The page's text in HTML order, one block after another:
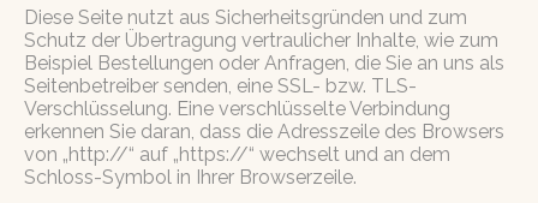
Diese Seite nutzt aus Sicherheitsgründen und zum
Schutz der Übertragung vertraulicher Inhalte, wie zum
Beispiel Bestellungen oder Anfragen, die Sie an uns als
Seitenbetreiber senden, eine SSL- bzw. TLS-
Verschlüsselung. Eine verschlüsselte Verbindung
erkennen Sie daran, dass die Adresszeile des Browsers
von „http://“ auf „https://“ wechselt und an dem
Schloss-Symbol in Ihrer Browserzeile.